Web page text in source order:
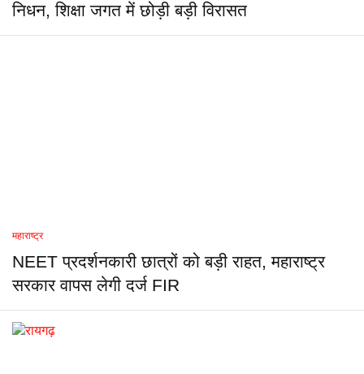
निधन, शिक्षा जगत में छोड़ी बड़ी विरासत
महाराष्ट्र
NEET प्रदर्शनकारी छात्रों को बड़ी राहत, महाराष्ट्र
सरकार वापस लेगी दर्ज FIR